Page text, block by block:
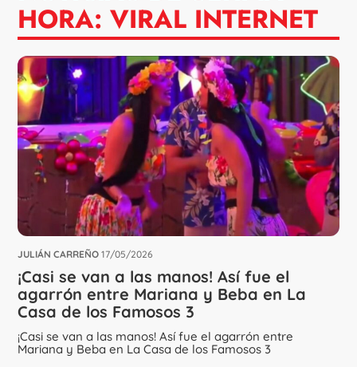
HORA: VIRAL INTERNET
JULIÁN CARREÑO 17/05/2026
¡Casi se van a las manos! Así fue el
agarrón entre Mariana y Beba en La
Casa de los Famosos 3
¡Casi se van a las manos! Así fue el agarrón entre
Mariana y Beba en La Casa de los Famosos 3